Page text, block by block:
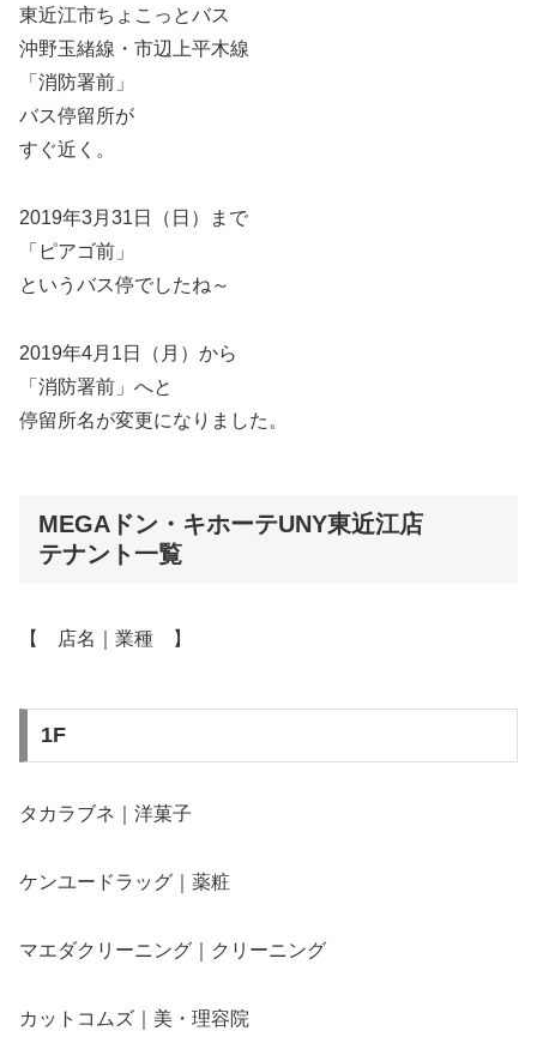
東近江市ちょこっとバス
沖野玉緒線・市辺上平木線
「消防署前」
バス停留所が
すぐ近く。
2019年3月31日（日）まで
「ピアゴ前」
というバス停でしたね～
2019年4月1日（月）から
「消防署前」へと
停留所名が変更になりました。
MEGAドン・キホーテUNY東近江店
テナント一覧
【 店名｜業種 】
1F
タカラブネ｜洋菓子
ケンユードラッグ｜薬粧
マエダクリーニング｜クリーニング
カットコムズ｜美・理容院